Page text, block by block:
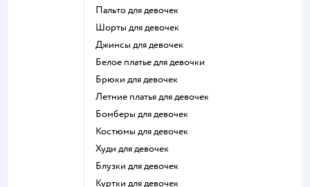
Пальто для девочек
Шорты для девочек
Джинсы для девочек
Белое платье для девочки
Брюки для девочек
Летние платья для девочек
Бомберы для девочек
Костюмы для девочек
Худи для девочек
Блузки для девочек
Куртки для девочек